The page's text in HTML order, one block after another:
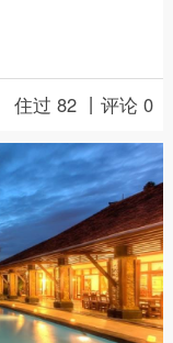
住过 82 丨评论 0